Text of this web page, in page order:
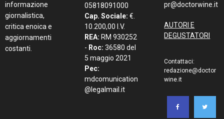
informazione
giornalistica,
critica enoica e
aggiornamenti
costanti.
05818091000
Cap. Sociale: €.
10.200,00 I.V.
REA: RM 930252
- Roc: 36580 del
5 maggio 2021
Pec:
mdcomunication
@legalmail.it
pr@doctorwine.it
AUTORI E
DEGUSTATORI
Contattaci:
redazione@doctor
wine.it